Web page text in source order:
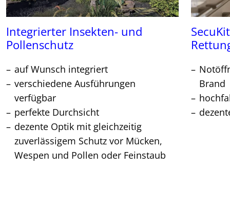
Integrierter Insekten- und
Pollenschutz
auf Wunsch integriert
verschiedene Ausführungen
verfügbar
perfekte Durchsicht
dezente Optik mit gleichzeitig
zuverlässigem Schutz vor Mücken,
Wespen und Pollen oder Feinstaub
Brand